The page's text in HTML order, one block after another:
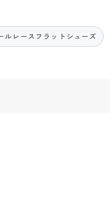
ルレースフラットシューズ